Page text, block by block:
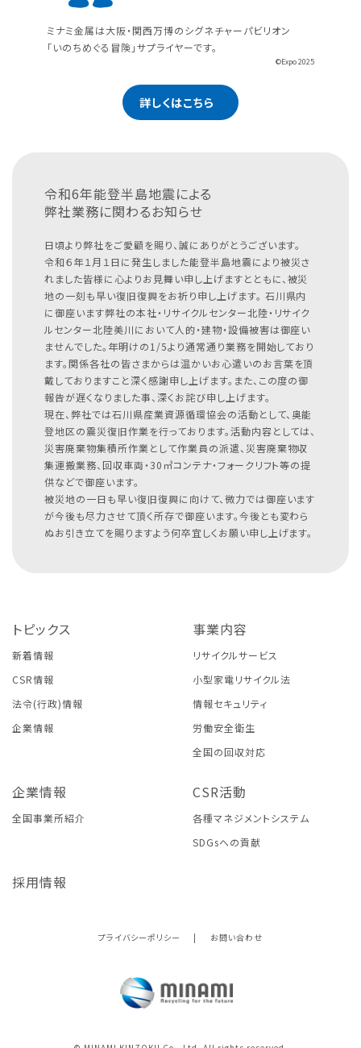
ミナミ金属は大阪・関西万博のシグネチャーパビリオン
「いのちめぐる冒険」サプライヤーです。
©Expo 2025
詳しくはこちら
令和6年能登半島地震による
弊社業務に関わるお知らせ
日頃より弊社をご愛顧を賜り、誠にありがとうございます。
令和６年１月１日に発生しました能登半島地震により被災さ
れました皆様に心よりお見舞い申し上げますとともに、被災
地の一刻も早い復旧復興をお祈り申し上げます。 石川県内
に御座います弊社の本社・リサイクルセンター北陸・リサイク
ルセンター北陸美川において人的・建物・設備被害は御座い
ませんでした。年明けの1/5より通常通り業務を開始しており
ます。関係各社の皆さまからは温かいお心遣いのお言葉を頂
戴しておりますこと深く感謝申し上げます。また、この度の御
報告が遅くなりました事、深くお詫び申し上げます。
現在、弊社では石川県産業資源循環協会の活動として、奥能
登地区の震災復旧作業を行っております。活動内容としては、
災害廃棄物集積所作業として作業員の派遣、災害廃棄物収
集運搬業務、回収車両・30㎥コンテナ・フォークリフト等の提
供などで御座います。
被災地の一日も早い復旧復興に向けて、微力では御座います
が今後も尽力させて頂く所存で御座います。今後とも変わら
ぬお引き立てを賜りますよう何卒宜しくお願い申し上げます。
トピックス
新着情報
CSR情報
法令(行政)情報
企業情報
事業内容
リサイクルサービス
小型家電リサイクル法
情報セキュリティ
労働安全衛生
全国の回収対応
企業情報
全国事業所紹介
CSR活動
各種マネジメントシステム
SDGsへの貢献
採用情報
プライバシーポリシー | お問い合わせ